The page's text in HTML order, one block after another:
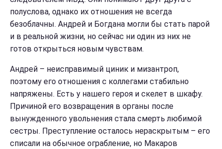
полуслова, однако их отношения не всегда
безоблачны. Андрей и Богдана могли бы стать парой
и в реальной жизни, но сейчас ни один из них не
готов открыться новым чувствам.
Андрей – неисправимый циник и мизантроп,
поэтому его отношения с коллегами стабильно
напряжены. Есть у нашего героя и скелет в шкафу.
Причиной его возвращения в органы после
вынужденного увольнения стала смерть любимой
сестры. Преступление осталось нераскрытым – его
списали на обычное ограбление, но Макаров